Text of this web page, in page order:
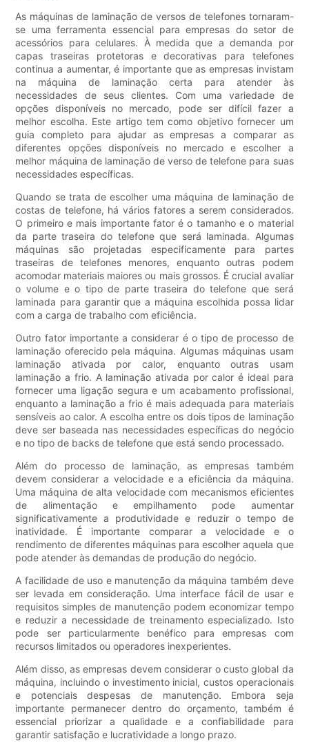
As máquinas de laminação de versos de telefones tornaram-
se uma ferramenta essencial para empresas do setor de
acessórios para celulares. À medida que a demanda por
capas traseiras protetoras e decorativas para telefones
continua a aumentar, é importante que as empresas invistam
na máquina de laminação certa para atender às
necessidades de seus clientes. Com uma variedade de
opções disponíveis no mercado, pode ser difícil fazer a
melhor escolha. Este artigo tem como objetivo fornecer um
guia completo para ajudar as empresas a comparar as
diferentes opções disponíveis no mercado e escolher a
melhor máquina de laminação de verso de telefone para suas
necessidades específicas.
Quando se trata de escolher uma máquina de laminação de
costas de telefone, há vários fatores a serem considerados.
O primeiro e mais importante fator é o tamanho e o material
da parte traseira do telefone que será laminada. Algumas
máquinas são projetadas especificamente para partes
traseiras de telefones menores, enquanto outras podem
acomodar materiais maiores ou mais grossos. É crucial avaliar
o volume e o tipo de parte traseira do telefone que será
laminada para garantir que a máquina escolhida possa lidar
com a carga de trabalho com eficiência.
Outro fator importante a considerar é o tipo de processo de
laminação oferecido pela máquina. Algumas máquinas usam
laminação ativada por calor, enquanto outras usam
laminação a frio. A laminação ativada por calor é ideal para
fornecer uma ligação segura e um acabamento profissional,
enquanto a laminação a frio é mais adequada para materiais
sensíveis ao calor. A escolha entre os dois tipos de laminação
deve ser baseada nas necessidades específicas do negócio
e no tipo de backs de telefone que está sendo processado.
Além do processo de laminação, as empresas também
devem considerar a velocidade e a eficiência da máquina.
Uma máquina de alta velocidade com mecanismos eficientes
de alimentação e empilhamento pode aumentar
significativamente a produtividade e reduzir o tempo de
inatividade. É importante comparar a velocidade e o
rendimento de diferentes máquinas para escolher aquela que
pode atender às demandas de produção do negócio.
A facilidade de uso e manutenção da máquina também deve
ser levada em consideração. Uma interface fácil de usar e
requisitos simples de manutenção podem economizar tempo
e reduzir a necessidade de treinamento especializado. Isto
pode ser particularmente benéfico para empresas com
recursos limitados ou operadores inexperientes.
Além disso, as empresas devem considerar o custo global da
máquina, incluindo o investimento inicial, custos operacionais
e potenciais despesas de manutenção. Embora seja
importante permanecer dentro do orçamento, também é
essencial priorizar a qualidade e a confiabilidade para
garantir satisfação e lucratividade a longo prazo.